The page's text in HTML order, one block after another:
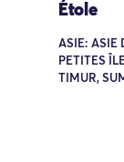
Étole
ASIE: ASIE
PETITES
TIMUR,